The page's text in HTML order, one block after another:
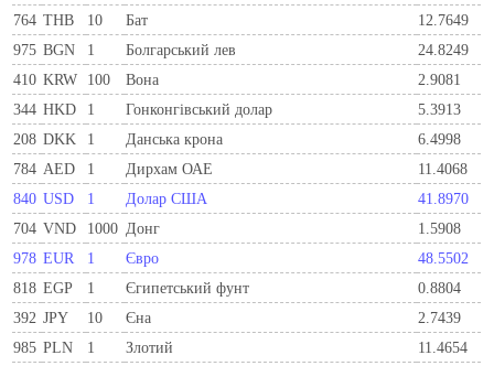
764 THB 10 Бат
12.7649
975 BGN 1 Болгарський лев
24.8249
410 KRW 100 Вона
2.9081
344 HKD 1 Гонконгівський долар
5.3913
208 DKK 1 Данська крона
6.4998
784 AED 1 Дирхам ОАЕ
11.4068
840 USD 1 Долар США
41.8970
704 VND 1000 Донг
1.5908
978 EUR 1 Євро
48.5502
818 EGP 1 Єгипетський фунт
0.8804
392 JPY 10 Єна
2.7439
985 PLN 1 Злотий
11.4654